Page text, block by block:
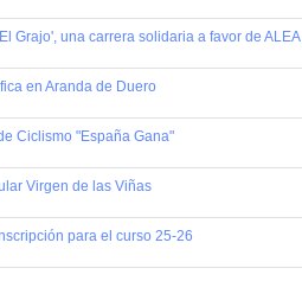
Grajo', una carrera solidaria a favor de ALEA
en Aranda de Duero
Ciclismo "España Gana"
Virgen de las Viñas
para el curso 25-26